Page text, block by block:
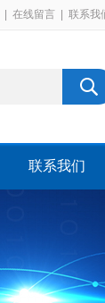
在线留言 联系我
联系我们